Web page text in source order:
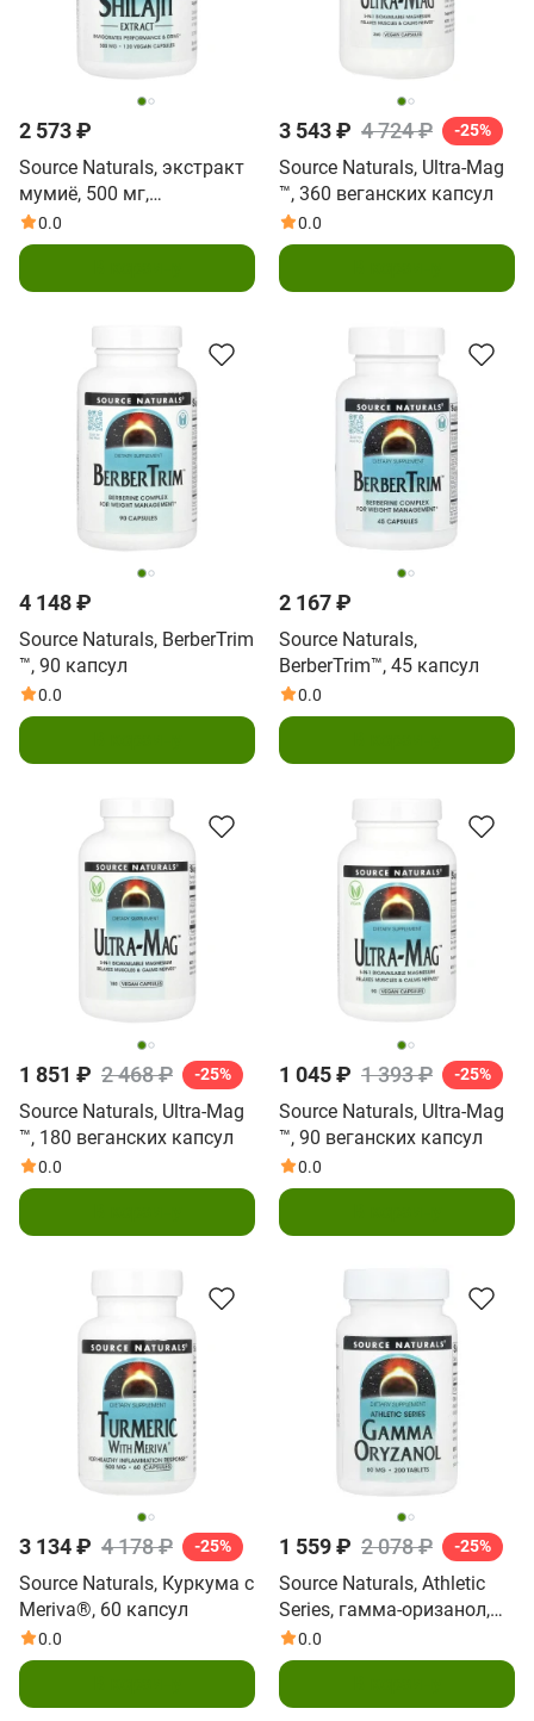
2 573 ₽
Source Naturals, экстракт
мумиё, 500 мг,
120 веганских капсул
0.0
3 543 ₽ 4 724 ₽ -25%
Source Naturals, Ultra-Mag
™, 360 веганских капсул
0.0
4 148 ₽
Source Naturals, BerberTrim
™, 90 капсул
0.0
2 167 ₽
Source Naturals,
BerberTrim™, 45 капсул
0.0
1 851 ₽ 2 468 ₽ -25%
Source Naturals, Ultra-Mag
™, 180 веганских капсул
0.0
1 045 ₽ 1 393 ₽ -25%
Source Naturals, Ultra-Mag
™, 90 веганских капсул
0.0
3 134 ₽ 4 178 ₽ -25%
Source Naturals, Куркума с
Meriva®, 60 капсул
0.0
1 559 ₽ 2 078 ₽ -25%
Source Naturals, Athletic
Series, гамма-оризанол,
60 мг, 200 таблеток
0.0